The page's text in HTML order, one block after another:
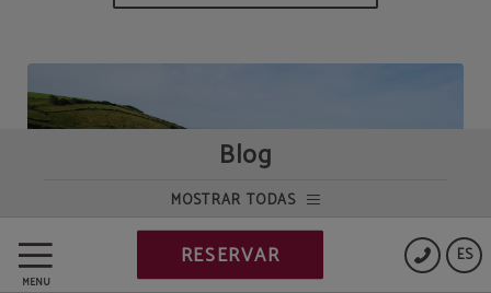
MENÚ
ES
RESERVAR
Blog
MOSTRAR TODAS